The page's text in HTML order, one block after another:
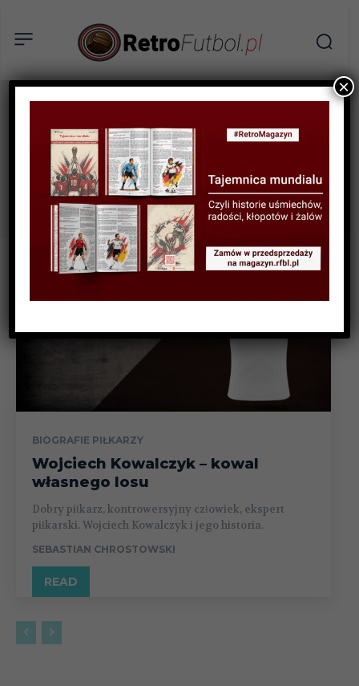
Tag: Real Betis
Balompie
BIOGRAFIE PIŁKARZY
Wojciech Kowalczyk – kowal
własnego losu
Dobry piłkarz, kontrowersyjny człowiek, ekspert
piłkarski. Wojciech Kowalczyk i jego historia.
SEBASTIAN CHROSTOWSKI
READ
×